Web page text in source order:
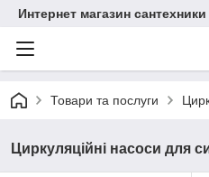
Интернет магазин
Товари та послуги
Циркуляційні насоси для